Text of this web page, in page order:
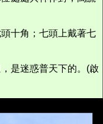
十角；七頭上戴著七
是迷惑普天下的。(啟